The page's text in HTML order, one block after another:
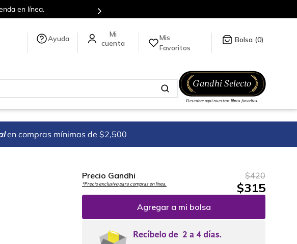
en línea.
Ayuda
Mis
Favoritos
0
en compras mínimas de $2,500
Precio Gandhi
*Precio exclusivo para compras en línea.
$420
$315
Agregar a mi bolsa